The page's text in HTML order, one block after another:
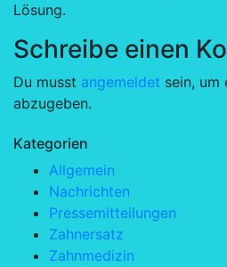
Lösung.
Schreibe einen
Du musst angemeldet sein, um
abzugeben.
Kategorien
Allgemein
Nachrichten
Pressemitteilungen
Zahnersatz
Zahnmedizin